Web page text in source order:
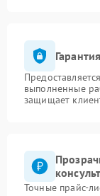
выполненные
защищает
Точные прайс-